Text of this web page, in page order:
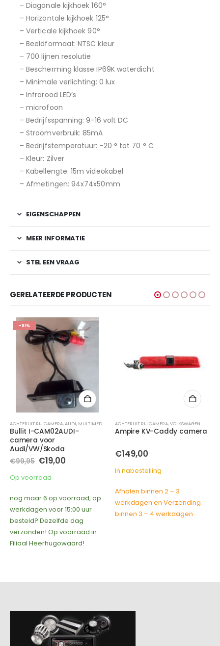
– Diagonale kijkhoek 160°
– Horizontale kijkhoek 125°
– Verticale kijkhoek 90°
– Beeldformaat: NTSC kleur
– 700 lijnen resolutie
– Bescherming klasse IP69K waterdicht
– Minimale verlichting: 0 lux
– Infrarood LED’s
– microfoon
– Bedrijfsspanning: 9-16 volt DC
– Stroomverbruik: 85mA
– Bedrijfstemperatuur: -20 ° tot 70 ° C
– Kleur: Zilver
– Kabellengte: 15m videokabel
– Afmetingen: 94x74x50mm
EIGENSCHAPPEN
MEER INFORMATIE
STEL EEN VRAAG
GERELATEERDE PRODUCTEN
-81%
ACHTERUIT RIJ CAMERA,AUDI, MULTIMEDIA SKODA,VOLKSWAGEN
Bullit I-CAM02AUDI-
camera voor
Audi/VW/Skoda
€99,95 Oorspronkelijke
prijs
was:
€19,00Huidige
Op voorraad
nog maar 6 op voorraad, op
werkdagen voor 15:00 uur
besteld? Dezelfde dag
verzonden! Op voorraad in
Filiaal Heerhugowaard!
ACHTERUIT RIJ CAMERA,VOLKSWAGEN
Ampire KV-Caddy camera
€149,00
In nabestelling
Afhalen binnen 2 – 3
werkdagen en Verzending
binnen 3 – 4 werkdagen